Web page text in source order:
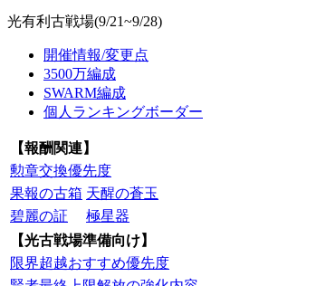
光有利古戦場(9/21~9/28)
開催情報/変更点
3500万編成
SWARM編成
個人ランキングボーダー
【報酬関連】
勲章交換優先度
果報の古箱 天醒の蒼玉
碧麗の証
極星器
【光古戦場準備向け】
限界超越おすすめ優先度